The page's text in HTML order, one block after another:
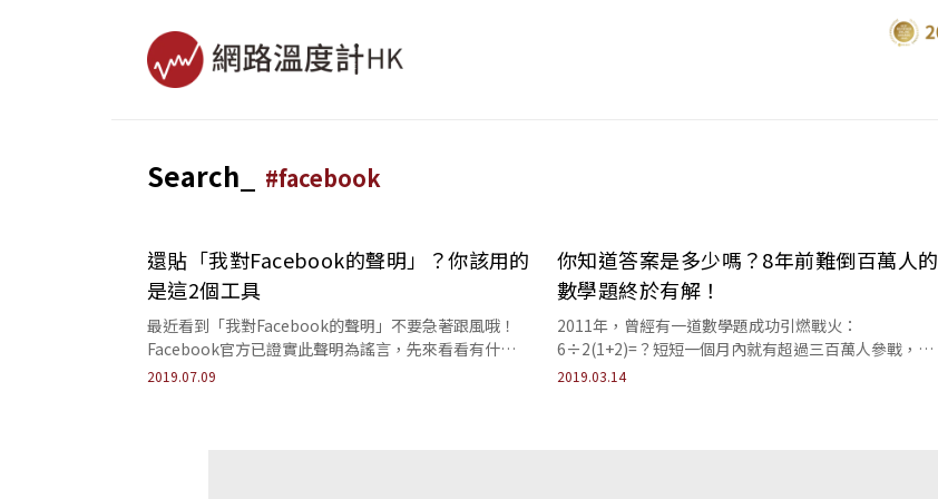
Search_ #facebook
還貼「我對Facebook的聲明」？你該用的
是這2個工具
最近看到「我對Facebook的聲明」不要急著跟風哦！
Facebook官方已證實此聲明為謠言，先來看看有什麼
辦法可以避免隱私外洩吧！
2019.07.09
你知道答案是多少嗎？8年前難倒百萬人的
數學題終於有解！
2011年，曾經有一道數學題成功引燃戰火：
6÷2(1+2)=？短短一個月內就有超過三百萬人參戰，而
今天睿智的你，知道答案嗎？
2019.03.14